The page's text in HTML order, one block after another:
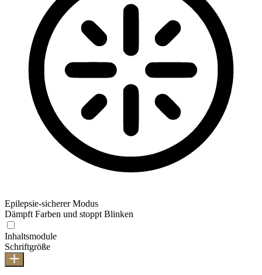
Epilepsie-sicherer Modus
Dämpft Farben und stoppt Blinken
Inhaltsmodule
Schriftgröße